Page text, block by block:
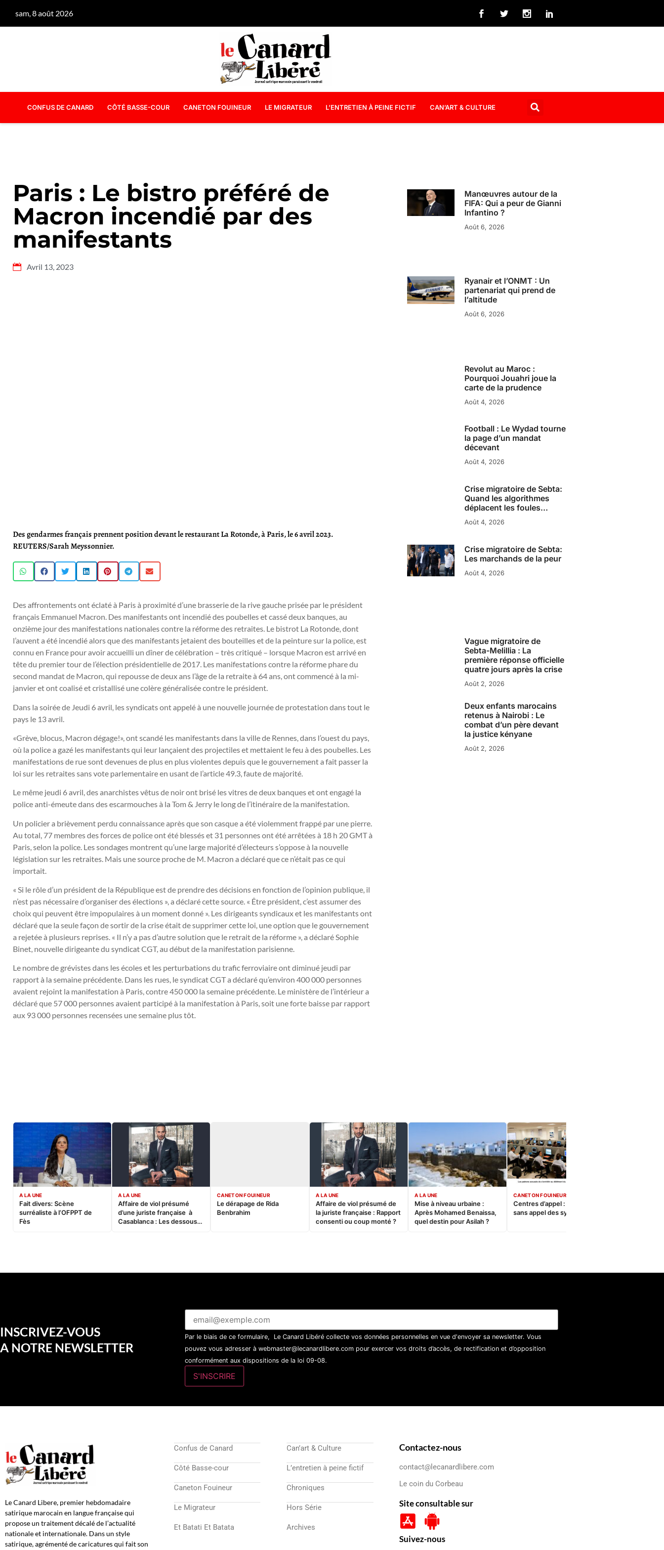
sam, 8 août 2026
CONFUS DE CANARD CÔTÉ BASSE-COUR CANETON FOUINEUR LE MIGRATEUR L’ENTRETIEN À PEINE FICTIF CAN’ART & CULTURE
Paris : Le bistro préféré de
Macron incendié par des
manifestants
Avril 13, 2023
Des gendarmes français prennent position devant le restaurant La Rotonde, à Paris, le 6 avril 2023.
REUTERS/Sarah Meyssonnier.
Des affrontements ont éclaté à Paris à proximité d’une brasserie de la rive gauche prisée par le président
français Emmanuel Macron. Des manifestants ont incendié des poubelles et cassé deux banques, au
onzième jour des manifestations nationales contre la réforme des retraites. Le bistrot La Rotonde, dont
l’auvent a été incendié alors que des manifestants jetaient des bouteilles et de la peinture sur la police, est
connu en France pour avoir accueilli un dîner de célébration – très critiqué – lorsque Macron est arrivé en
tête du premier tour de l’élection présidentielle de 2017. Les manifestations contre la réforme phare du
second mandat de Macron, qui repousse de deux ans l’âge de la retraite à 64 ans, ont commencé à la mi-
janvier et ont coalisé et cristallisé une colère généralisée contre le président.
Dans la soirée de Jeudi 6 avril, les syndicats ont appelé à une nouvelle journée de protestation dans tout le
pays le 13 avril.
«Grève, blocus, Macron dégage!», ont scandé les manifestants dans la ville de Rennes, dans l’ouest du pays,
où la police a gazé les manifestants qui leur lançaient des projectiles et mettaient le feu à des poubelles. Les
manifestations de rue sont devenues de plus en plus violentes depuis que le gouvernement a fait passer la
loi sur les retraites sans vote parlementaire en usant de l’article 49.3, faute de majorité.
Le même jeudi 6 avril, des anarchistes vêtus de noir ont brisé les vitres de deux banques et ont engagé la
police anti-émeute dans des escarmouches à la Tom & Jerry le long de l’itinéraire de la manifestation.
Un policier a brièvement perdu connaissance après que son casque a été violemment frappé par une pierre.
Au total, 77 membres des forces de police ont été blessés et 31 personnes ont été arrêtées à 18 h 20 GMT à
Paris, selon la police. Les sondages montrent qu’une large majorité d’électeurs s’oppose à la nouvelle
législation sur les retraites. Mais une source proche de M. Macron a déclaré que ce n’était pas ce qui
importait.
« Si le rôle d’un président de la République est de prendre des décisions en fonction de l’opinion publique, il
n’est pas nécessaire d’organiser des élections », a déclaré cette source. « Être président, c’est assumer des
choix qui peuvent être impopulaires à un moment donné ». Les dirigeants syndicaux et les manifestants ont
déclaré que la seule façon de sortir de la crise était de supprimer cette loi, une option que le gouvernement
a rejetée à plusieurs reprises. « Il n’y a pas d’autre solution que le retrait de la réforme », a déclaré Sophie
Binet, nouvelle dirigeante du syndicat CGT, au début de la manifestation parisienne.
Le nombre de grévistes dans les écoles et les perturbations du trafic ferroviaire ont diminué jeudi par
rapport à la semaine précédente. Dans les rues, le syndicat CGT a déclaré qu’environ 400 000 personnes
avaient rejoint la manifestation à Paris, contre 450 000 la semaine précédente. Le ministère de l’intérieur a
déclaré que 57 000 personnes avaient participé à la manifestation à Paris, soit une forte baisse par rapport
aux 93 000 personnes recensées une semaine plus tôt.
Manœuvres autour de la
FIFA: Qui a peur de Gianni
Infantino ?
Août 6, 2026
Ryanair et l’ONMT : Un
partenariat qui prend de
l’altitude
Août 6, 2026
Revolut au Maroc :
Pourquoi Jouahri joue la
carte de la prudence
Août 4, 2026
Football : Le Wydad tourne
la page d’un mandat
décevant
Août 4, 2026
Crise migratoire de Sebta:
Quand les algorithmes
déplacent les foules…
Août 4, 2026
Crise migratoire de Sebta:
Les marchands de la peur
Août 4, 2026
Vague migratoire de
Sebta-Melillia : La
première réponse officielle
quatre jours après la crise
Août 2, 2026
Deux enfants marocains
retenus à Nairobi : Le
combat d’un père devant
la justice kényane
Août 2, 2026
A LA UNE
Fait divers: Scène
surréaliste à l’OFPPT de
Fès
A LA UNE
Affaire de viol présumé
d’une juriste française à
Casablanca : Les dessous
CANETON FOUINEUR
Le dérapage de Rida
Benbrahim
A LA UNE
Affaire de viol présumé de
la juriste française : Rapport
consenti ou coup monté ?
A LA UNE
Mise à niveau urbaine :
Après Mohamed Benaissa,
quel destin pour Asilah ?
CANETON FOUINEUR
Centres d’appel : Le constat
sans appel des syndicats
INSCRIVEZ-VOUS
A NOTRE NEWSLETTER
Par le biais de ce formulaire, Le Canard Libéré collecte vos données personnelles en vue d'envoyer sa newsletter. Vous
pouvez vous adresser à webmaster@lecanardlibere.com pour exercer vos droits d’accès, de rectification et d’opposition
conformément aux dispositions de la loi 09-08.
Le Canard Libere, premier hebdomadaire
satirique marocain en langue française qui
propose un traitement décalé de l’actualité
nationale et internationale. Dans un style
satirique, agrémenté de caricatures qui fait son
Confus de Canard
Côté Basse-cour
Caneton Fouineur
Le Migrateur
Et Batati Et Batata
Can’art & Culture
L’entretien à peine fictif
Chroniques
Hors Série
Archives
Contactez-nous
contact@lecanardlibere.com
Le coin du Corbeau
Site consultable sur
Suivez-nous